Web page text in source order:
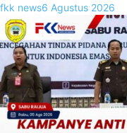
fkk news6 Agustus 2026